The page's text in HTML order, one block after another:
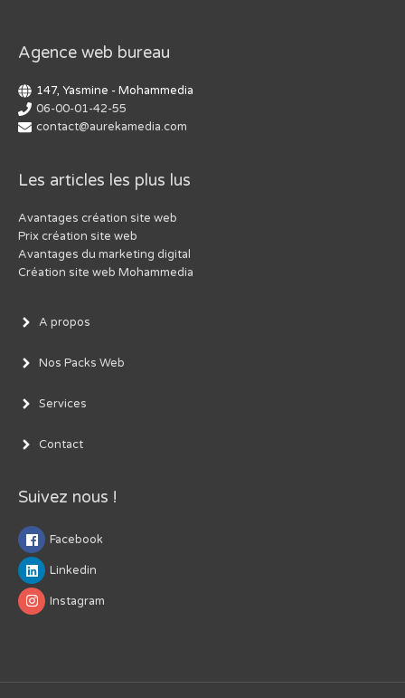
Agence web bureau
147, Yasmine - Mohammedia
06-00-01-42-55
contact@aurekamedia.com
Les articles les plus lus
Avantages création site web
Prix création site web
Avantages du marketing digital
Création site web Mohammedia
A propos
Nos Packs Web
Services
Contact
Suivez nous !
Facebook
Linkedin
Instagram